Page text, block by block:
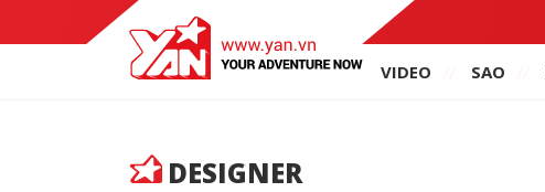
VIDEO SAO
DESIGNER